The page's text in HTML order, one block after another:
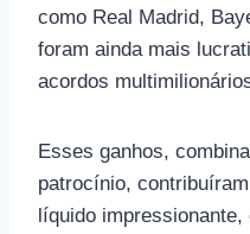
como Real Madrid,
foram ainda mais
acordos
Esses ganhos,
patrocínio,
líquido